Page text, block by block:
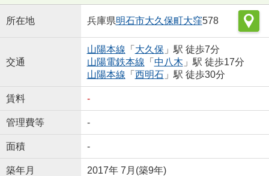
所在地 兵庫県明石市大久保町大窪578
交通
山陽本線 「 大久保 」駅 徒歩7分
山陽電鉄本線 「 中八木 」駅 徒歩17分
山陽本線 「 西明石」駅 徒歩30分
賃料 -
管理費等 -
面積 -
築年月 2017年 7月(築9年)